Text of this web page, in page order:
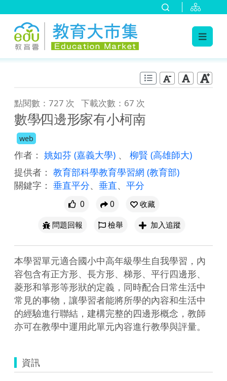
點閱數：727 次 下載次數：67 次
數學∕四邊形∕家有小柯南
web
作者： 姚如芬 (嘉義大學) 、 柳賢 (高雄師大)
提供者： 教育部科學教育學習網 (教育部)
關鍵字： 垂直平分、 垂直、 平分
0 0
收藏
問題回報
檢舉 加入追蹤
本學習單元適合國小中高年級學生自我學習，內
容包含有正方形、長方形、梯形、平行四邊形、
菱形和箏形等形狀的定義，同時配合日常生活中
常見的事物，讓學習者能將所學的內容和生活中
的經驗進行聯結，建構完整的四邊形概念，教師
亦可在教學中運用此單元內容進行教學與評量。
資訊